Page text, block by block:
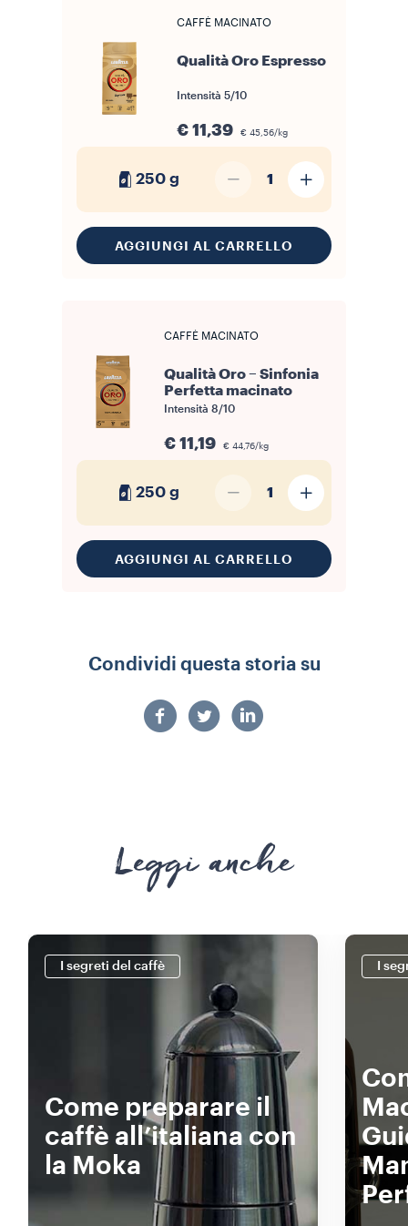
CAFFÈ MACINATO
Qualità Oro Espresso
Intensità 5/10
€ 11,39 € 45,56/kg
250 g 1
AGGIUNGI AL CARRELLO
CAFFÈ MACINATO
Qualità Oro – Sinfonia
Perfetta macinato
Intensità 8/10
€ 11,19 € 44,76/kg
250 g 1
AGGIUNGI AL CARRELLO
Condividi questa storia su
Leggi anche
I segreti del caffè
Come preparare il
caffè all’italiana con
la Moka
I